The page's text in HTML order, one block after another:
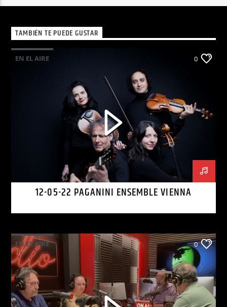
TAMBIÉN TE PUEDE GUSTAR
EN EL AIRE 0
12-05-22 PAGANINI ENSEMBLE VIENNA
EN EL AIRE 0